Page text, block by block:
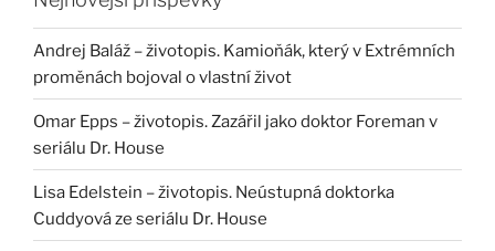
Andrej Baláž – životopis. Kamioňák, který v Extrémních
proměnách bojoval o vlastní život
Omar Epps – životopis. Zazářil jako doktor Foreman v
seriálu Dr. House
Lisa Edelstein – životopis. Neústupná doktorka
Cuddyová ze seriálu Dr. House